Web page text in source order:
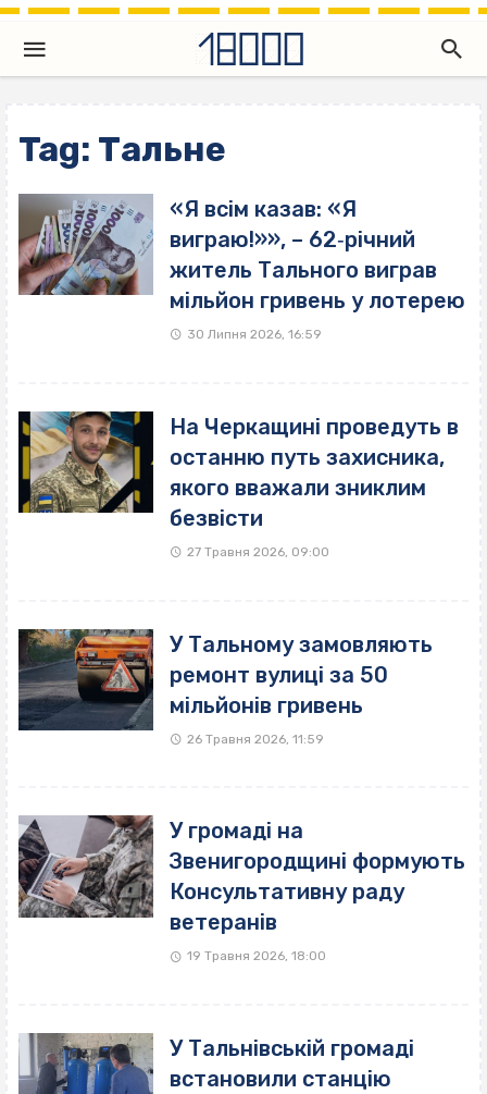
Tag: Тальне
«Я всім казав: «Я
виграю!»», – 62‐річний
житель Тального виграв
мільйон гривень у лотерею
30 Липня 2026, 16:59
На Черкащині проведуть в
останню путь захисника,
якого вважали зниклим
безвісти
27 Травня 2026, 09:00
У Тальному замовляють
ремонт вулиці за 50
мільйонів гривень
26 Травня 2026, 11:59
У громаді на
Звенигородщині формують
Консультативну раду
ветеранів
19 Травня 2026, 18:00
У Тальнівській громаді
встановили станцію